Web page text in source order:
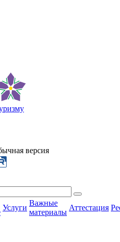
версия
Услуги
Важные
материалы
Аттестация